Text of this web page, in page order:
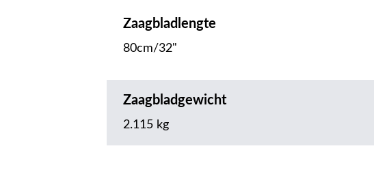
Zaagbladlengte
80cm/32"
Zaagbladgewicht
2.115 kg